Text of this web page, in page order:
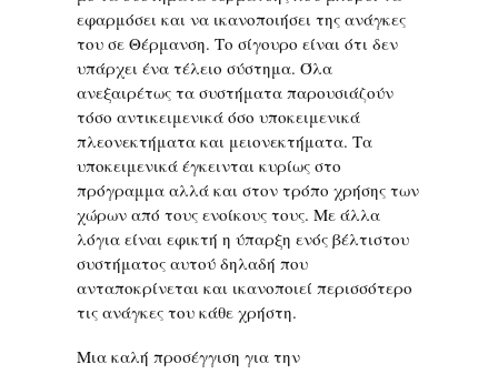
εφαρμόσει και να ικανοποιήσει της ανάγκες
του σε Θέρμανση. Το σίγουρο είναι ότι δεν
υπάρχει ένα τέλειο σύστημα. Όλα
ανεξαιρέτως τα συστήματα παρουσιάζούν
τόσο αντικειμενικά όσο υποκειμενικά
πλεονεκτήματα και μειονεκτήματα. Τα
υποκειμενικά έγκεινται κυρίως στο
πρόγραμμα αλλά και στον τρόπο χρήσης των
χώρων από τους ενοίκους τους. Με άλλα
λόγια είναι εφικτή η ύπαρξη ενός βέλτιστου
συστήματος αυτού δηλαδή που
ανταποκρίνεται και ικανοποιεί περισσότερο
τις ανάγκες του κάθε χρήστη.
Μια καλή προσέγγιση για την